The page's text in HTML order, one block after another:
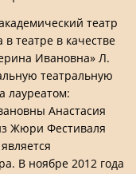
театр
театре в качестве
Ивановна» Л.
театральную
лауреатом:
Анастасия
Жюри Фестиваля
В ноябре 2012 года